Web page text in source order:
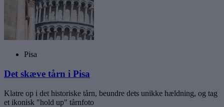
Pisa
Det skæve tårn i Pisa
Klatre op i det historiske tårn, beundre dets unikke hældning, og tag
et ikonisk "hold up" tårnfoto